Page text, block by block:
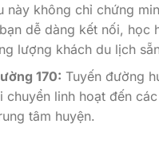
này không chỉ chứng
dễ dàng kết nối, học
lượng khách du lịch
170: Tuyến đường
chuyển linh hoạt đến
tâm huyện.